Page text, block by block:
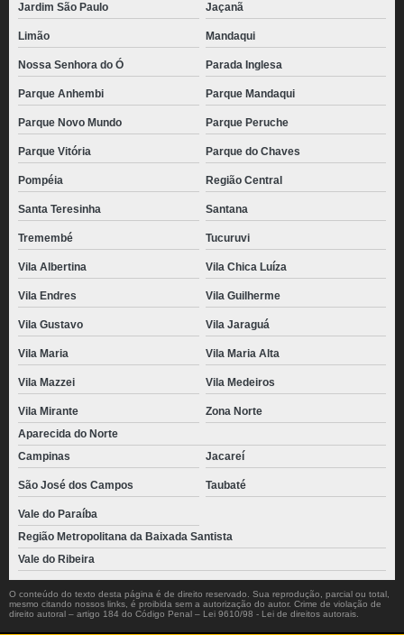
Jardim São Paulo Jaçanã
Limão Mandaqui
Nossa Senhora do Ó Parada Inglesa
Parque Anhembi Parque Mandaqui
Parque Novo Mundo Parque Peruche
Parque Vitória Parque do Chaves
Pompéia Região Central
Santa Teresinha Santana
Tremembé Tucuruvi
Vila Albertina Vila Chica Luíza
Vila Endres Vila Guilherme
Vila Gustavo Vila Jaraguá
Vila Maria Vila Maria Alta
Vila Mazzei Vila Medeiros
Vila Mirante
Zona Norte
Aparecida do Norte
Campinas
Jacareí
São José dos Campos Taubaté
Vale do Paraíba
Região Metropolitana da Baixada Santista
Vale do Ribeira
O conteúdo do texto desta página é de direito reservado. Sua reprodução, parcial ou total,
mesmo citando nossos links, é proibida sem a autorização do autor. Crime de violação de
direito autoral – artigo 184 do Código Penal – Lei 9610/98 - Lei de direitos autorais